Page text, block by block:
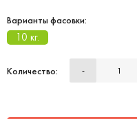
Варианты фасовки:
10 кг.
Количество: -